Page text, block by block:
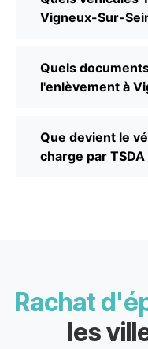
Vigneux-Sur-
Quels
l'enlèvement à
Que devient le
charge par
Rachat
les